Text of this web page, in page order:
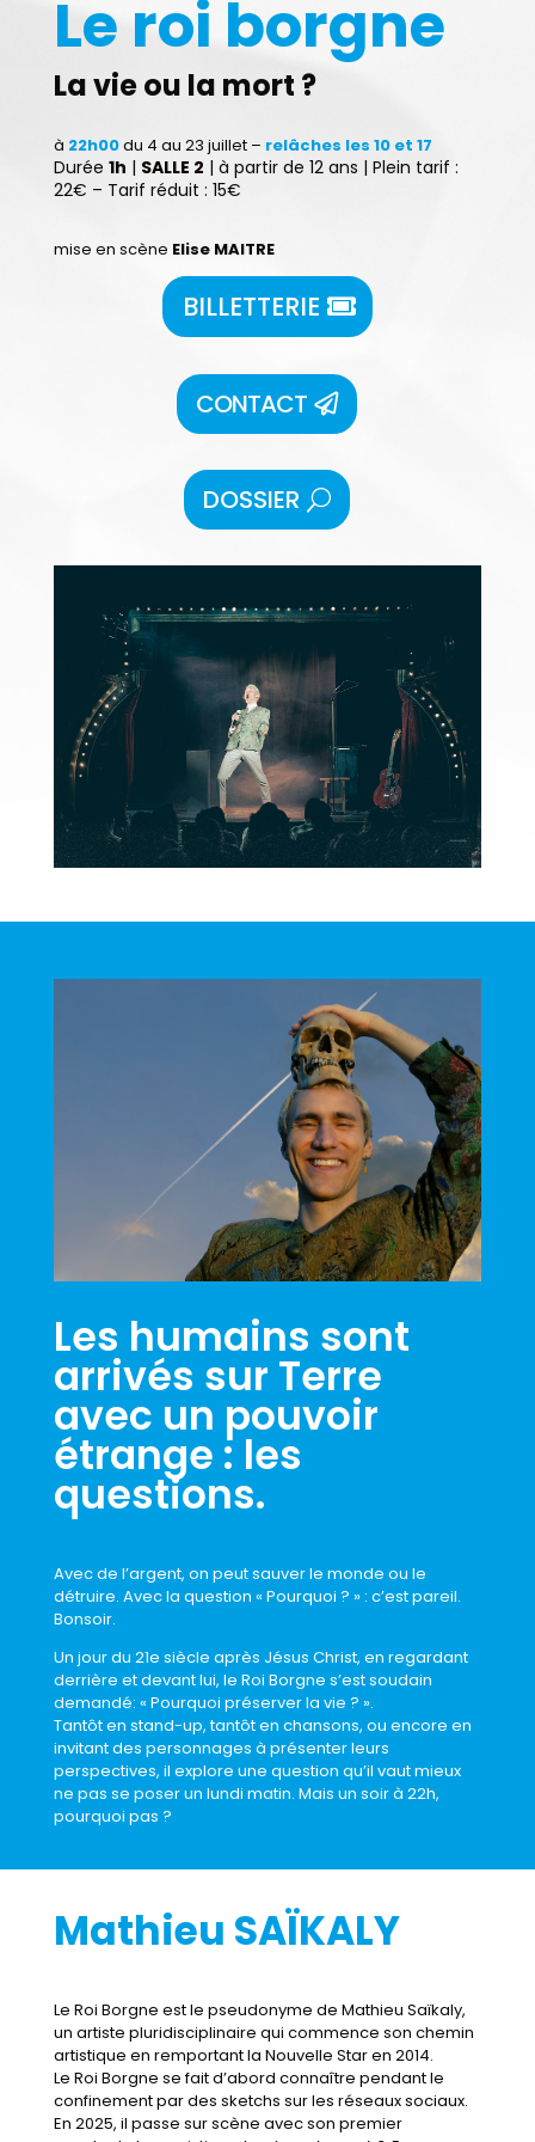
Le roi borgne
La vie ou la mort ?
à 22h00du 4 au 23 juillet – relâches les 10 et 17
Durée 1h | SALLE 2 | à partir de 12 ans | Plein tarif :
22€ – Tarif réduit : 15€
mise en scène Elise MAITRE
BILLETTERIE
CONTACT
DOSSIER
Les humains sont
arrivés sur Terre
avec un pouvoir
étrange : les
questions.
Avec de l’argent, on peut sauver le monde ou le
détruire. Avec la question « Pourquoi ? » : c’est pareil.
Bonsoir.
Un jour du 21e siècle après Jésus Christ, en regardant
derrière et devant lui, le Roi Borgne s’est soudain
demandé: « Pourquoi préserver la vie ? ».
Tantôt en stand-up, tantôt en chansons, ou encore en
invitant des personnages à présenter leurs
perspectives, il explore une question qu’il vaut mieux
ne pas se poser un lundi matin. Mais un soir à 22h,
pourquoi pas ?
Mathieu SAÏKALY
Le Roi Borgne est le pseudonyme de Mathieu Saïkaly,
un artiste pluridisciplinaire qui commence son chemin
artistique en remportant la Nouvelle Star en 2014.
Le Roi Borgne se fait d’abord connaître pendant le
confinement par des sketchs sur les réseaux sociaux.
En 2025, il passe sur scène avec son premier